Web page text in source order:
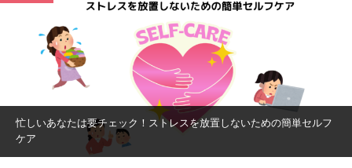
忙しいあなたは要チェック！ストレスを放置しないための簡単セルフ
ケア